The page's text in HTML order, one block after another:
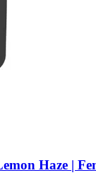
Haze |